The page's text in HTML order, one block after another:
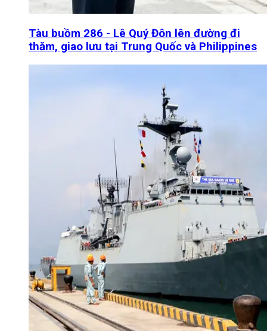
Tàu buồm 286 - Lê Quý Đôn lên đường đi
thăm, giao lưu tại Trung Quốc và Philippines